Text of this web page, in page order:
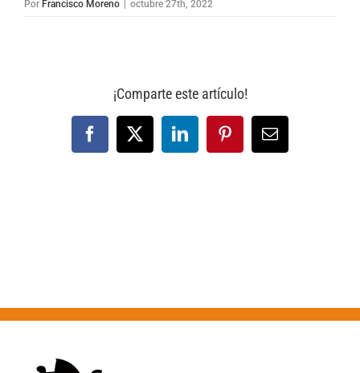
Por Francisco Moreno | octubre 27th, 2022
¡Comparte este artículo!
Facebook
X LinkedInPinterestCorreo
electrónico